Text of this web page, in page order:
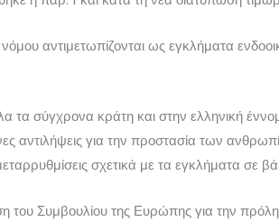
αντιμετωπίζονται ως εγκλήματα
τα σύγχρονα κράτη και στην ελληνική
αντιλήψεις για την προστασία των
σχετικά με τα εγκλήματα σε
Συμβουλίου της Ευρώπης για την